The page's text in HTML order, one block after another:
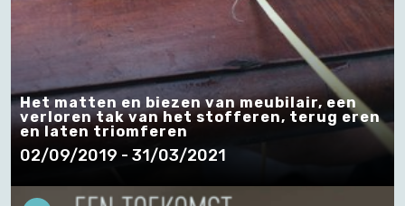
Het matten en biezen van meubilair, een
verloren tak van het stofferen, terug eren
en laten triomferen
02/09/2019 - 31/03/2021